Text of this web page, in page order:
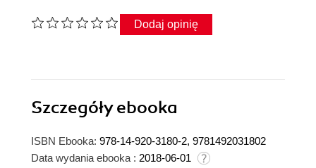
Dodaj opinię
Szczegółyebooka
ISBN Ebooka: 978-14-920-3180-2, 9781492031802
Data wydania ebooka : 2018-06-01